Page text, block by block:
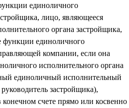
единоличного
лицо, являющееся
органа застройщика,
единоличного
компании, если она
исполнительного органа
единоличный исполнительный
застройщика),
конечном счете прямо или косвенно